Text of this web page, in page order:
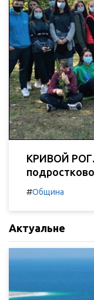
КРИВОЙ РОГ.
#Община
Актуальне